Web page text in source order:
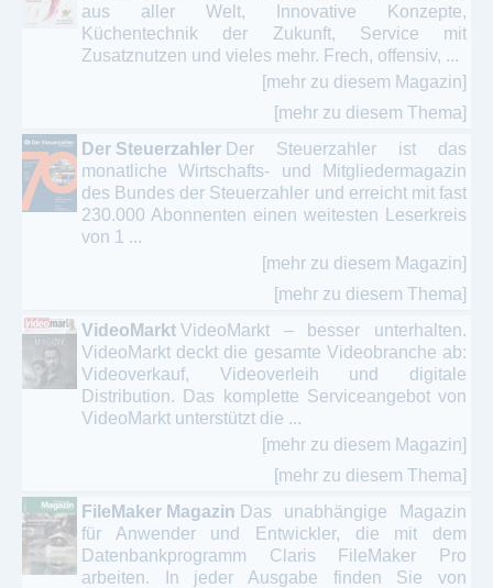
aus aller Welt, Innovative Konzepte,
Küchentechnik der Zukunft, Service mit
Zusatznutzen und vieles mehr. Frech, offensiv, ...
[mehr zu diesem Magazin]
[mehr zu diesem Thema]
Der Steuerzahler Der Steuerzahler ist das
monatliche Wirtschafts- und Mitgliedermagazin
des Bundes der Steuerzahler und erreicht mit fast
230.000 Abonnenten einen weitesten Leserkreis
von 1 ...
[mehr zu diesem Magazin]
[mehr zu diesem Thema]
VideoMarkt VideoMarkt – besser unterhalten.
VideoMarkt deckt die gesamte Videobranche ab:
Videoverkauf, Videoverleih und digitale
Distribution. Das komplette Serviceangebot von
VideoMarkt unterstützt die ...
[mehr zu diesem Magazin]
[mehr zu diesem Thema]
FileMaker Magazin Das unabhängige Magazin
für Anwender und Entwickler, die mit dem
Datenbankprogramm Claris FileMaker Pro
arbeiten. In jeder Ausgabe finden Sie von